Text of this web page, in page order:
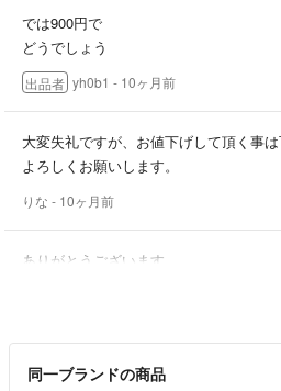
では900円で
どうでしょう
出品者 yh0b1 - 10ヶ月前
大変失礼ですが、お値下げして頂く事
よろしくお願いします。
りな - 10ヶ月前
ありがとうございます。
撮りました！
同一ブランドの商品